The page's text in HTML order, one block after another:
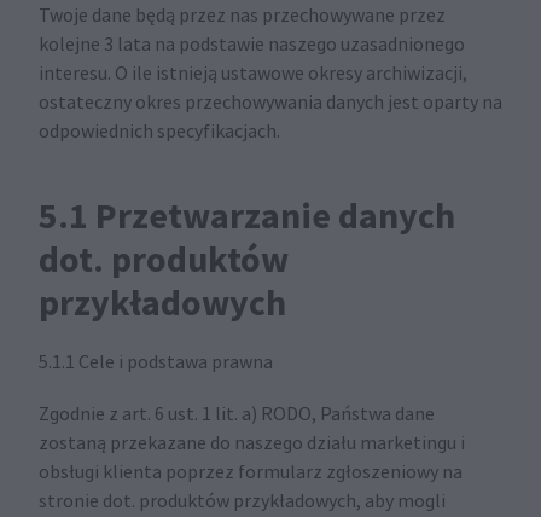
Twoje dane będą przez nas przechowywane przez
kolejne 3 lata na podstawie naszego uzasadnionego
interesu. O ile istnieją ustawowe okresy archiwizacji,
ostateczny okres przechowywania danych jest oparty na
odpowiednich specyfikacjach.
5.1 Przetwarzanie danych
dot. produktów
przykładowych
5.1.1 Cele i podstawa prawna
Zgodnie z art. 6 ust. 1 lit. a) RODO, Państwa dane
zostaną przekazane do naszego działu marketingu i
obsługi klienta poprzez formularz zgłoszeniowy na
stronie dot. produktów przykładowych, aby mogli